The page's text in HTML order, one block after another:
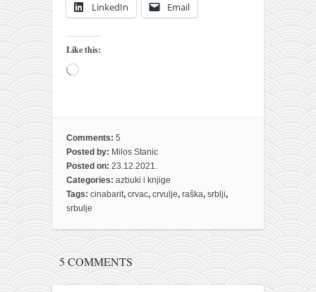
LinkedIn Email
Like this:
Loading…
Comments: 5
Posted by: Milos Stanic
Posted on: 23.12.2021.
Categories: azbuki i knjige
Tags: cinabarit, crvac, crvulje, raška, srblji,
srbulje
5 COMMENTS